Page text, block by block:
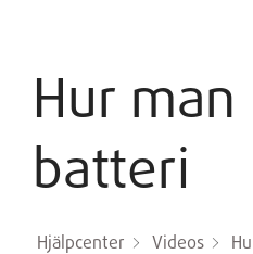
Hur
batteri
Hjälpcenter Videos